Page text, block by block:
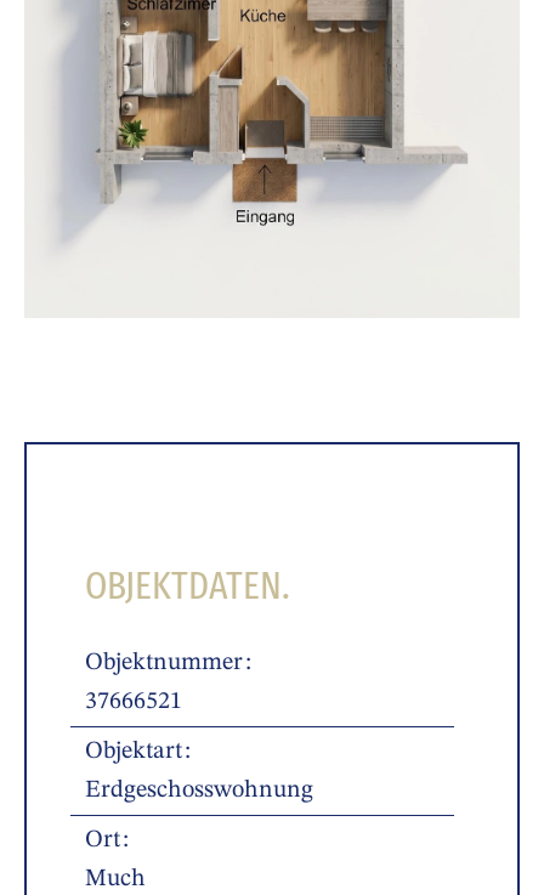
OBJEKTDATEN.
Objektnummer
37666521
Objektart
Erdgeschosswohnung
Ort
Much